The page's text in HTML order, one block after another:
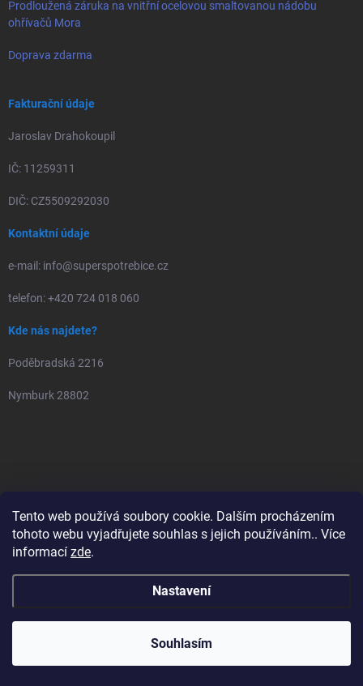
Tento web používá soubory cookie. Dalším procházením
tohoto webu vyjadřujete souhlas s jejich používáním.. Více
informací zde.
Nastavení
Souhlasím
Prodloužená záruka na vnitřní ocelovou smaltovanou nádobu
ohřívačů Mora
Doprava zdarma
Fakturační údaje
Jaroslav Drahokoupil
IČ: 11259311
DIČ: CZ5509292030
Kontaktní údaje
e-mail: info@superspotrebice.cz
telefon: +420 724 018 060
Kde nás najdete?
Poděbradská 2216
Nymburk 28802